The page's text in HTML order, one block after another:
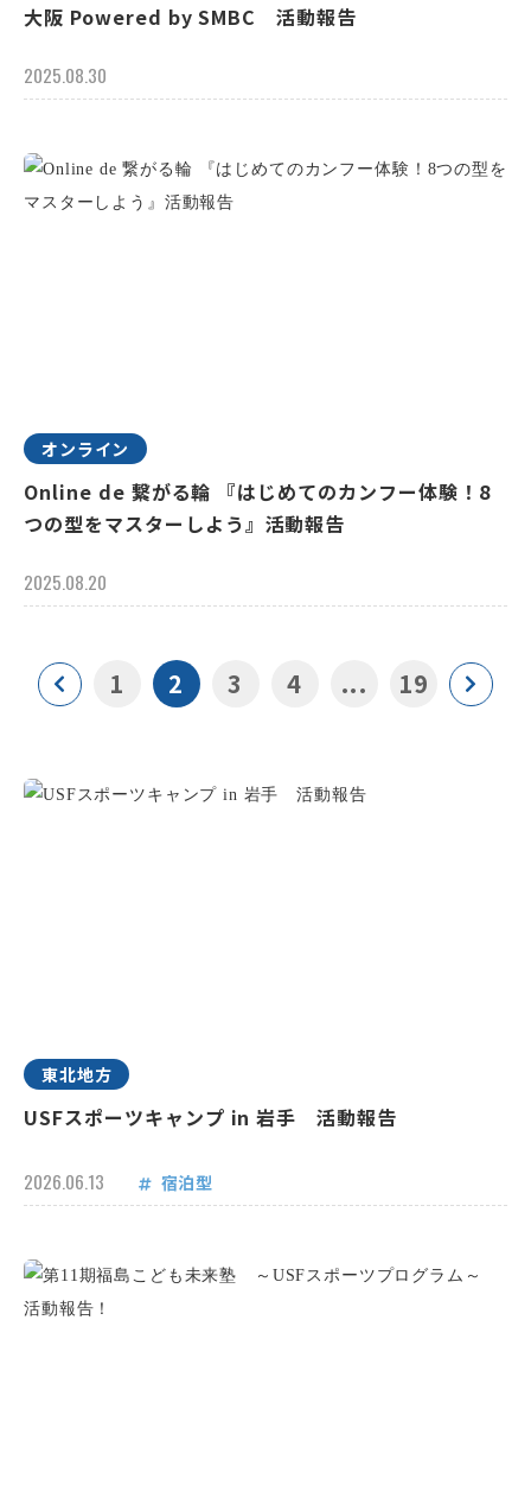
大阪 Powered by SMBC 活動報告
2025.08.30
オンライン
Online de 繋がる輪 『はじめてのカンフー体験！8
つの型をマスターしよう』活動報告
2025.08.20
1 2 3 4 ... 19
東北地方
USFスポーツキャンプ in 岩手 活動報告
2026.06.13 宿泊型